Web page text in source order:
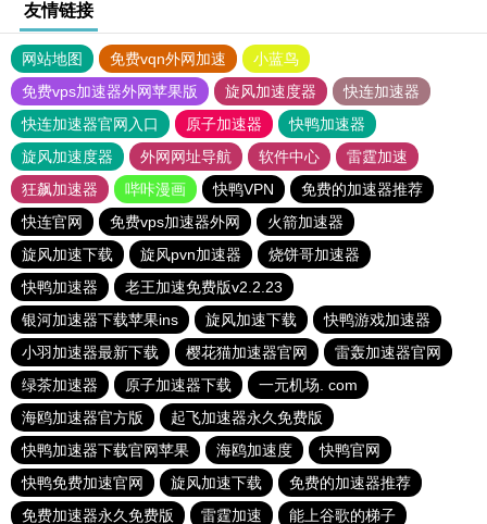
友情链接
网站地图 免费vqn外网加速
小蓝鸟
免费vps加速器外网苹果版
旋风加速度器
快连加速器
快连加速器官网入口
原子加速器
快鸭加速器
旋风加速度器
外网网址导航 软件中心
雷霆加速
狂飙加速器
哔咔漫画 快鸭VPN
免费的加速器推荐
快连官网
免费vps加速器外网
火箭加速器
旋风加速下载
旋风pvn加速器
烧饼哥加速器
快鸭加速器
老王加速免费版v2.2.23
银河加速器下载苹果ins
旋风加速下载
快鸭游戏加速器
小羽加速器最新下载
樱花猫加速器官网
雷轰加速器官网
绿茶加速器
原子加速器下载
一元机场. com
海鸥加速器官方版
起飞加速器永久免费版
快鸭加速器下载官网苹果
海鸥加速度
快鸭官网
快鸭免费加速官网
旋风加速下载
免费的加速器推荐
免费加速器永久免费版
雷霆加速 能上谷歌的梯子